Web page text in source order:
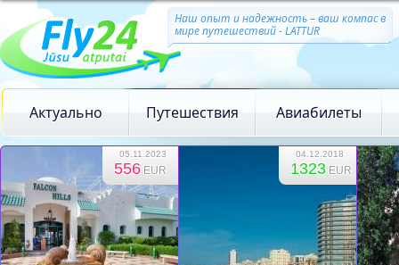
Наш опыт и надежность – ваш компас в
мире путешествий - LATTUR
Актуально Путешествия Авиабилеты
05.11.2023
556 EUR
04.12.2018
1323 EUR